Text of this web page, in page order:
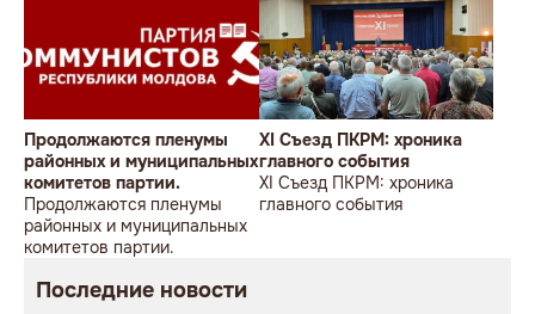
Продолжаются пленумы
районных и муниципальных
комитетов партии.
Продолжаются пленумы
районных и муниципальных
комитетов партии.
XI Съезд ПКРМ: хроника
главного события
XI Съезд ПКРМ: хроника
главного события
Последние новости